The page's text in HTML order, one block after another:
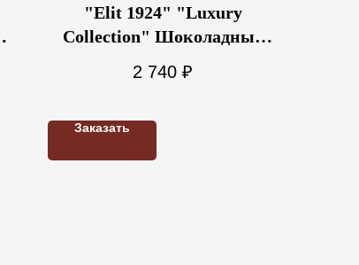
"Elit 1924" "Luxury
Collection" Шоколадные
сумочкой 507г
2 740 ₽
Заказать